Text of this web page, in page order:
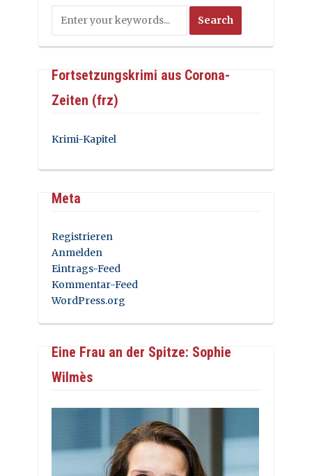
Fortsetzungskrimi aus Corona-
Zeiten (frz)
Krimi-Kapitel
Meta
Registrieren
Anmelden
Eintrags-Feed
Kommentar-Feed
WordPress.org
Eine Frau an der Spitze: Sophie
Wilmès